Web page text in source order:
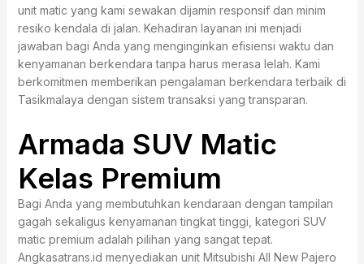
unit matic yang kami sewakan dijamin responsif dan minim
resiko kendala di jalan. Kehadiran layanan ini menjadi
jawaban bagi Anda yang menginginkan efisiensi waktu dan
kenyamanan berkendara tanpa harus merasa lelah. Kami
berkomitmen memberikan pengalaman berkendara terbaik di
Tasikmalaya dengan sistem transaksi yang transparan.
Armada SUV Matic
Kelas Premium
Bagi Anda yang membutuhkan kendaraan dengan tampilan
gagah sekaligus kenyamanan tingkat tinggi, kategori SUV
matic premium adalah pilihan yang sangat tepat.
Angkasatrans.id menyediakan unit Mitsubishi All New Pajero